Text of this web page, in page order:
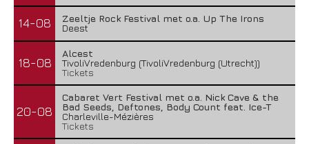
14-08
Zeeltje Rock Festival met o.a. Up The Irons
Deest
18-08
Alcest
TivoliVredenburg (TivoliVredenburg (Utrecht))
Tickets
20-08
Cabaret Vert Festival met o.a. Nick Cave & the
Bad Seeds, Deftones, Body Count feat. Ice-T
Charleville-Mézières
Tickets